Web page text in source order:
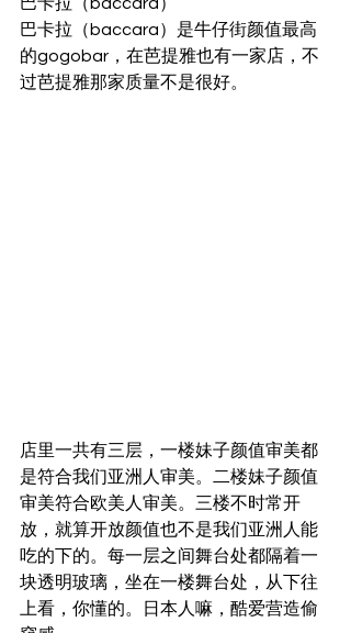
巴卡拉（baccara）是牛仔街颜值最高
的gogobar，在芭提雅也有一家店，不
过芭提雅那家质量不是很好。
店里一共有三层，一楼妹子颜值审美都
是符合我们亚洲人审美。二楼妹子颜值
审美符合欧美人审美。三楼不时常开
放，就算开放颜值也不是我们亚洲人能
吃的下的。每一层之间舞台处都隔着一
块透明玻璃，坐在一楼舞台处，从下往
上看，你懂的。日本人嘛，酷爱营造偷